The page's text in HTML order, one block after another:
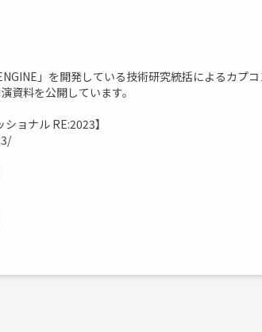
」を開発している技術研究統括によるカプコ
資料を公開しています。
ョナル RE:2023】